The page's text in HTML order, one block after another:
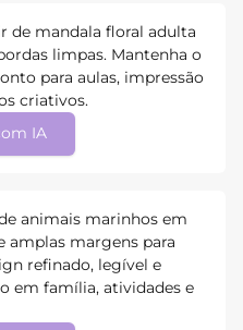
de mandala floral adulta
limpas. Mantenha o
para aulas, impressão
criativos.
IA
animais marinhos em
amplas margens para
refinado, legível e
em família, atividades e